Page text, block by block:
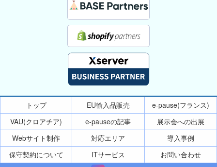
トップ EU輸入品販売
e-pause(フランス)
VAU(クロアチア)
e-pauseの記事
展示会への出展
Webサイト制作
対応エリア
導入事例
保守契約について
ITサービス お問い合わせ